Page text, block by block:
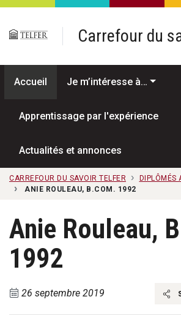
Passer au contenu principal
Carrefour du
Accueil Je m’intéresse à…
Apprentissage par l'expérience
Actualités et annonces
CARREFOUR DU SAVOIR TELFER
DIPLÔMÉS
ANIE ROULEAU, B.COM. 1992
Anie Rouleau,
1992
26 septembre 2019